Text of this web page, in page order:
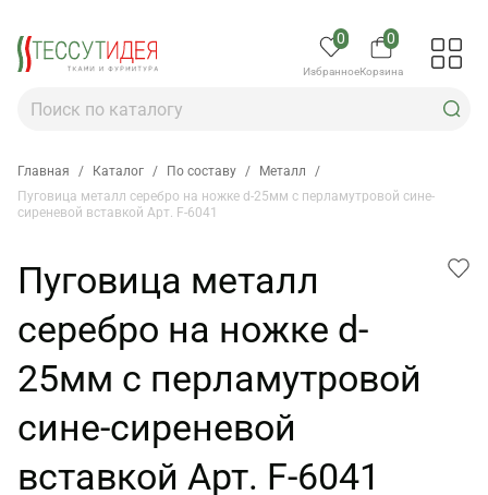
0
Избранное
0
Корзина
Главная / Каталог / По составу / Металл
/
Пуговица металл серебро на ножке d-25мм с перламутровой сине-
сиреневой вставкой Арт. F-6041
Пуговица металл
серебро на ножке d-
25мм с перламутровой
сине-сиреневой
вставкой Арт. F-6041